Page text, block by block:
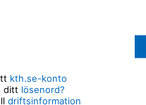
kth.se-konto
ditt lösenord?
driftsinformation